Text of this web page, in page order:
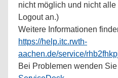
nicht möglich und nicht
Logout an.)
Weitere Informationen
https://help.itc.rwth-
aachen.de/service/
Bei Problemen wenden